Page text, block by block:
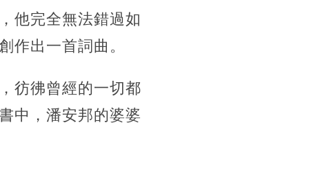
他完全無法錯過如
作出一首詞曲。
彷彿曾經的一切都
中，潘安邦的婆婆